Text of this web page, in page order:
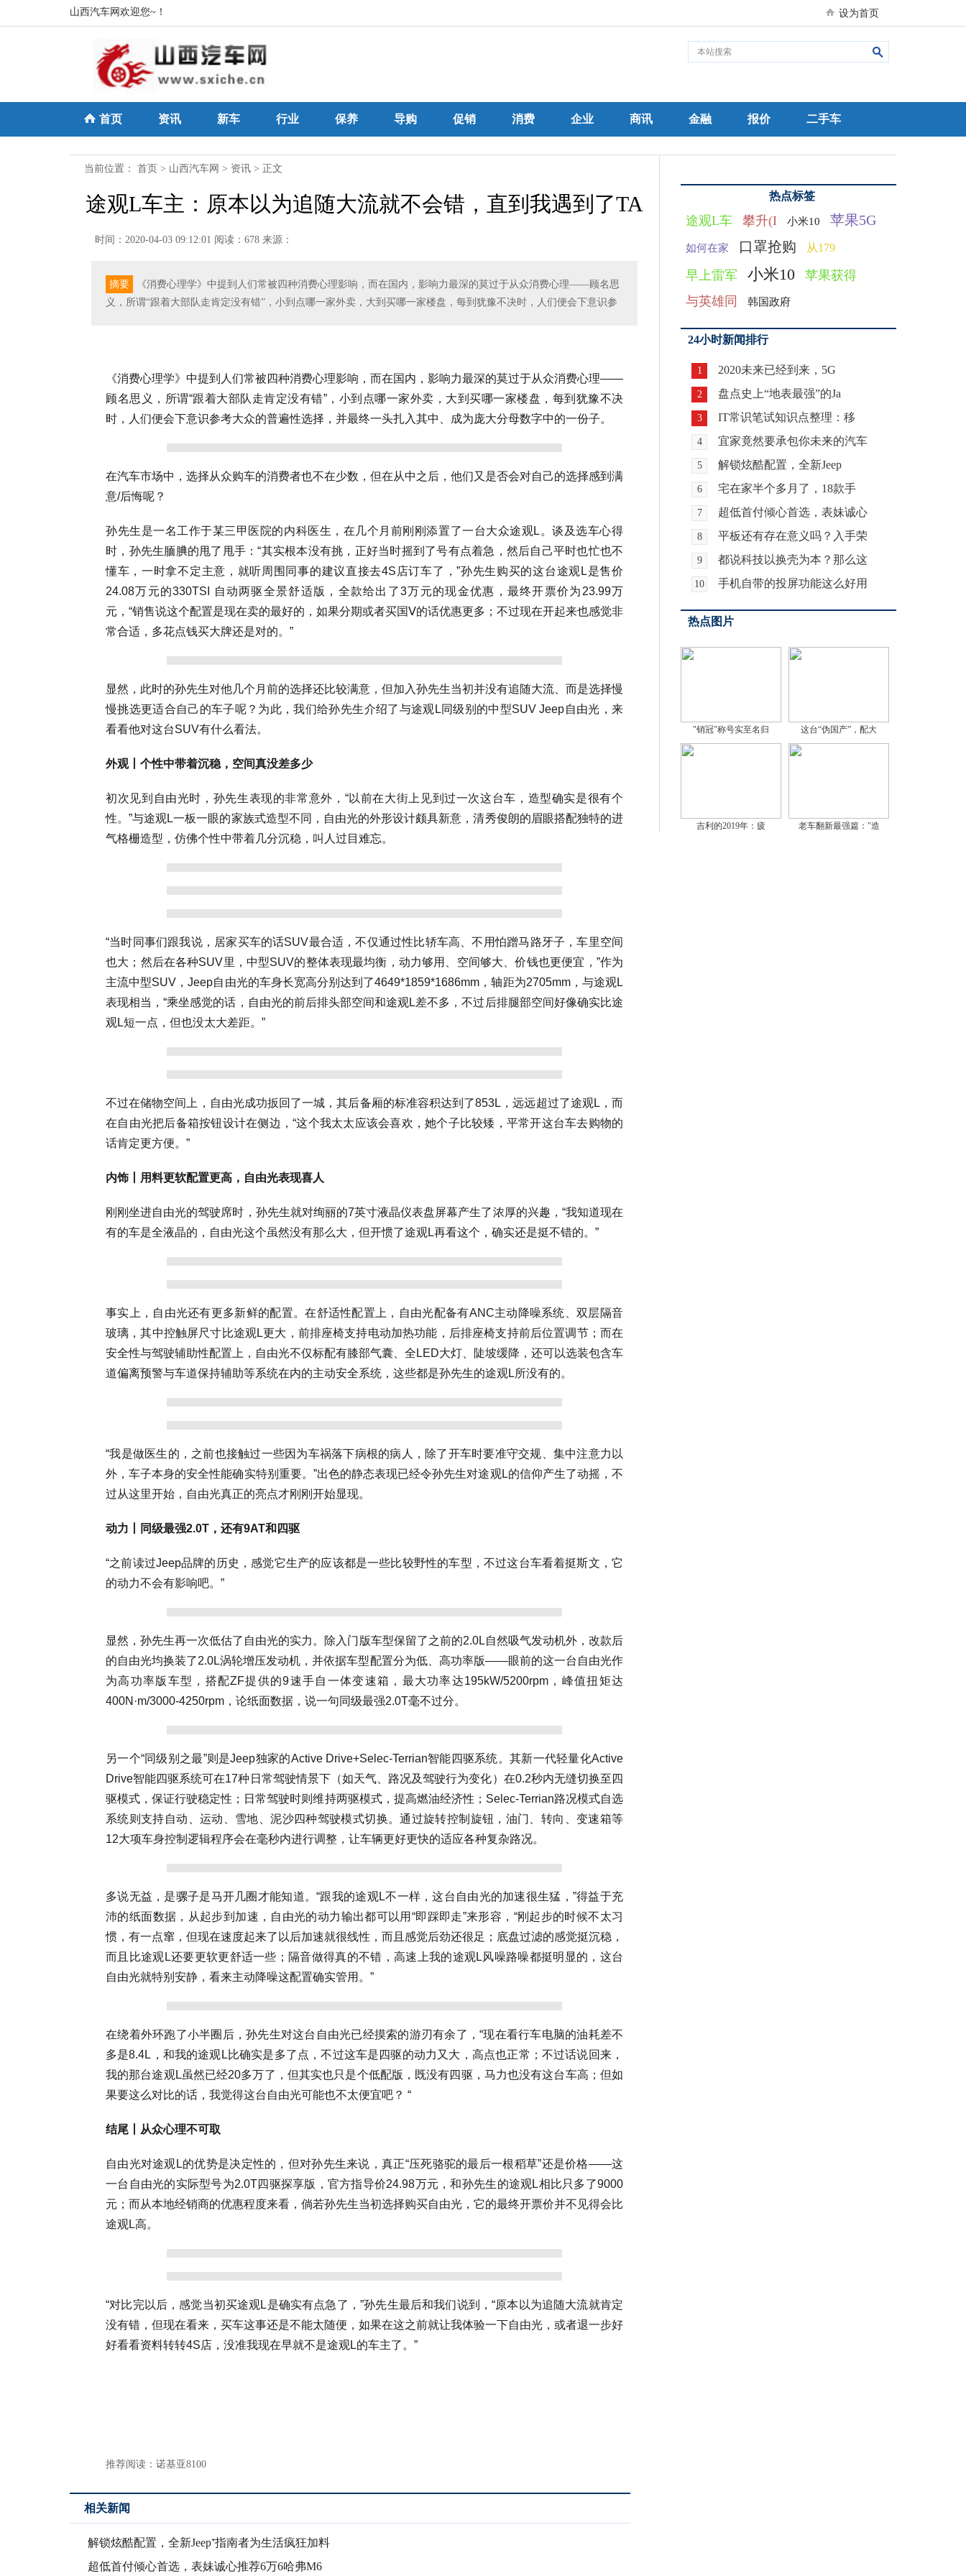
山西汽车网欢迎您~！ 设为首页
首页 资讯 新车 行业 保养 导购 促销 消费 企业 商讯 金融 报价 二手车
当前位置： 首页 > 山西汽车网 > 资讯 > 正文
途观L车主：原本以为追随大流就不会错，直到我遇到了TA
时间：2020-04-03 09:12:01 阅读：678 来源：
摘要
《消费心理学》中提到人们常被四种消费心理影响，而在国内，影响力最深的莫过于从众消费心理——顾名思
义，所谓“跟着大部队走肯定没有错”，小到点哪一家外卖，大到买哪一家楼盘，每到犹豫不决时，人们便会下意识参
《消费心理学》中提到人们常被四种消费心理影响，而在国内，影响力最深的莫过于从众消费心理——
顾名思义，所谓“跟着大部队走肯定没有错”，小到点哪一家外卖，大到买哪一家楼盘，每到犹豫不决
时，人们便会下意识参考大众的普遍性选择，并最终一头扎入其中、成为庞大分母数字中的一份子。
在汽车市场中，选择从众购车的消费者也不在少数，但在从中之后，他们又是否会对自己的选择感到满
意/后悔呢？
孙先生是一名工作于某三甲医院的内科医生，在几个月前刚刚添置了一台大众途观L。谈及选车心得
时，孙先生腼腆的甩了甩手：“其实根本没有挑，正好当时摇到了号有点着急，然后自己平时也忙也不
懂车，一时拿不定主意，就听周围同事的建议直接去4S店订车了，”孙先生购买的这台途观L是售价
24.08万元的330TSI 自动两驱全景舒适版，全款给出了3万元的现金优惠，最终开票价为23.99万
元，“销售说这个配置是现在卖的最好的，如果分期或者买国Ⅴ的话优惠更多；不过现在开起来也感觉非
常合适，多花点钱买大牌还是对的。”
显然，此时的孙先生对他几个月前的选择还比较满意，但加入孙先生当初并没有追随大流、而是选择慢
慢挑选更适合自己的车子呢？为此，我们给孙先生介绍了与途观L同级别的中型SUV Jeep自由光，来
看看他对这台SUV有什么看法。
外观丨个性中带着沉稳，空间真没差多少
初次见到自由光时，孙先生表现的非常意外，“以前在大街上见到过一次这台车，造型确实是很有个
性。”与途观L一板一眼的家族式造型不同，自由光的外形设计颇具新意，清秀俊朗的眉眼搭配独特的进
气格栅造型，仿佛个性中带着几分沉稳，叫人过目难忘。
“当时同事们跟我说，居家买车的话SUV最合适，不仅通过性比轿车高、不用怕蹭马路牙子，车里空间
也大；然后在各种SUV里，中型SUV的整体表现最均衡，动力够用、空间够大、价钱也更便宜，”作为
主流中型SUV，Jeep自由光的车身长宽高分别达到了4649*1859*1686mm，轴距为2705mm，与途观L
表现相当，“乘坐感觉的话，自由光的前后排头部空间和途观L差不多，不过后排腿部空间好像确实比途
观L短一点，但也没太大差距。”
不过在储物空间上，自由光成功扳回了一城，其后备厢的标准容积达到了853L，远远超过了途观L，而
在自由光把后备箱按钮设计在侧边，“这个我太太应该会喜欢，她个子比较矮，平常开这台车去购物的
话肯定更方便。”
内饰丨用料更软配置更高，自由光表现喜人
刚刚坐进自由光的驾驶席时，孙先生就对绚丽的7英寸液晶仪表盘屏幕产生了浓厚的兴趣，“我知道现在
有的车是全液晶的，自由光这个虽然没有那么大，但开惯了途观L再看这个，确实还是挺不错的。”
事实上，自由光还有更多新鲜的配置。在舒适性配置上，自由光配备有ANC主动降噪系统、双层隔音
玻璃，其中控触屏尺寸比途观L更大，前排座椅支持电动加热功能，后排座椅支持前后位置调节；而在
安全性与驾驶辅助性配置上，自由光不仅标配有膝部气囊、全LED大灯、陡坡缓降，还可以选装包含车
道偏离预警与车道保持辅助等系统在内的主动安全系统，这些都是孙先生的途观L所没有的。
“我是做医生的，之前也接触过一些因为车祸落下病根的病人，除了开车时要准守交规、集中注意力以
外，车子本身的安全性能确实特别重要。”出色的静态表现已经令孙先生对途观L的信仰产生了动摇，不
过从这里开始，自由光真正的亮点才刚刚开始显现。
动力丨同级最强2.0T，还有9AT和四驱
“之前读过Jeep品牌的历史，感觉它生产的应该都是一些比较野性的车型，不过这台车看着挺斯文，它
的动力不会有影响吧。”
显然，孙先生再一次低估了自由光的实力。除入门版车型保留了之前的2.0L自然吸气发动机外，改款后
的自由光均换装了2.0L涡轮增压发动机，并依据车型配置分为低、高功率版——眼前的这一台自由光作
为高功率版车型，搭配ZF提供的9速手自一体变速箱，最大功率达195kW/5200rpm，峰值扭矩达
400N·m/3000-4250rpm，论纸面数据，说一句同级最强2.0T毫不过分。
另一个“同级别之最”则是Jeep独家的Active Drive+Selec-Terrian智能四驱系统。其新一代轻量化Active
Drive智能四驱系统可在17种日常驾驶情景下（如天气、路况及驾驶行为变化）在0.2秒内无缝切换至四
驱模式，保证行驶稳定性；日常驾驶时则维持两驱模式，提高燃油经济性；Selec-Terrian路况模式自选
系统则支持自动、运动、雪地、泥沙四种驾驶模式切换。通过旋转控制旋钮，油门、转向、变速箱等
12大项车身控制逻辑程序会在毫秒内进行调整，让车辆更好更快的适应各种复杂路况。
多说无益，是骡子是马开几圈才能知道。“跟我的途观L不一样，这台自由光的加速很生猛，”得益于充
沛的纸面数据，从起步到加速，自由光的动力输出都可以用“即踩即走”来形容，“刚起步的时候不太习
惯，有一点窜，但现在速度起来了以后加速就很线性，而且感觉后劲还很足；底盘过滤的感觉挺沉稳，
而且比途观L还要更软更舒适一些；隔音做得真的不错，高速上我的途观L风噪路噪都挺明显的，这台
自由光就特别安静，看来主动降噪这配置确实管用。”
在绕着外环跑了小半圈后，孙先生对这台自由光已经摸索的游刃有余了，“现在看行车电脑的油耗差不
多是8.4L，和我的途观L比确实是多了点，不过这车是四驱的动力又大，高点也正常；不过话说回来，
我的那台途观L虽然已经20多万了，但其实也只是个低配版，既没有四驱，马力也没有这台车高；但如
果要这么对比的话，我觉得这台自由光可能也不太便宜吧？ “
结尾丨从众心理不可取
自由光对途观L的优势是决定性的，但对孙先生来说，真正“压死骆驼的最后一根稻草”还是价格——这
一台自由光的实际型号为2.0T四驱探享版，官方指导价24.98万元，和孙先生的途观L相比只多了9000
元；而从本地经销商的优惠程度来看，倘若孙先生当初选择购买自由光，它的最终开票价并不见得会比
途观L高。
“对比完以后，感觉当初买途观L是确实有点急了，”孙先生最后和我们说到，“原本以为追随大流就肯定
没有错，但现在看来，买车这事还是不能太随便，如果在这之前就让我体验一下自由光，或者退一步好
好看看资料转转4S店，没准我现在早就不是途观L的车主了。”
推荐阅读： 诺基亚8100
相关新闻
解锁炫酷配置，全新Jeep⁺指南者为生活疯狂加料
超低首付倾心首选，表妹诚心推荐6万6哈弗M6
热点标签
途观L车 攀升(I 小米10 苹果5G
如何在家 口罩抢购 从179
早上雷军 小米10
苹果获得
与英雄同
韩国政府
24小时新闻排行
1 2020未来已经到来，5G
2 盘点史上“地表最强”的Ja
3 IT常识笔试知识点整理：移
4 宜家竟然要承包你未来的汽车
5 解锁炫酷配置，全新Jeep
6 宅在家半个多月了，18款手
7 超低首付倾心首选，表妹诚心
8 平板还有存在意义吗？入手荣
9 都说科技以换壳为本？那么这
10 手机自带的投屏功能这么好用
热点图片
"销冠"称号实至名归 这台“伪国产”，配大
吉利的2019年：疲 老车翻新最强篇："造